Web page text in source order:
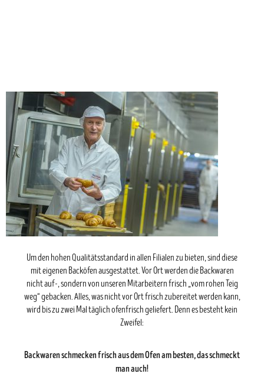
Um den hohen Qualitätsstandard in allen Filialen zu bieten, sind diese
mit eigenen Backöfen ausgestattet. Vor Ort werden die Backwaren
nicht auf-, sondern von unseren Mitarbeitern frisch „vom rohen Teig
weg“ gebacken. Alles, was nicht vor Ort frisch zubereitet werden kann,
wird bis zu zwei Mal täglich ofenfrisch geliefert. Denn es besteht kein
Zweifel:
Backwaren schmecken frisch aus dem Ofen am besten, das schmeckt
man auch!